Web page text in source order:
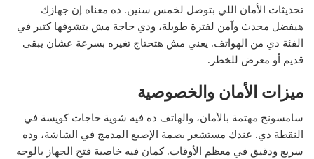
تحديثات الأمان اللي بتوصل لخمس سنين. ده معناه إن جهازك
هيفضل محدث وآمن لفترة طويلة، ودي حاجة مش بتشوفها كتير في
الفئة دي من الهواتف. يعني مش هتحتاج تغيره بسرعة عشان يبقى
قديم أو معرض للخطر.
ميزات الأمان والخصوصية
سامسونج مهتمة بالأمان، والهاتف ده فيه شوية حاجات كويسة في
النقطة دي. عندك مستشعر بصمة الإصبع المدمج في الشاشة، وده
سريع ودقيق في معظم الأوقات. كمان فيه خاصية فتح الجهاز بالوجه